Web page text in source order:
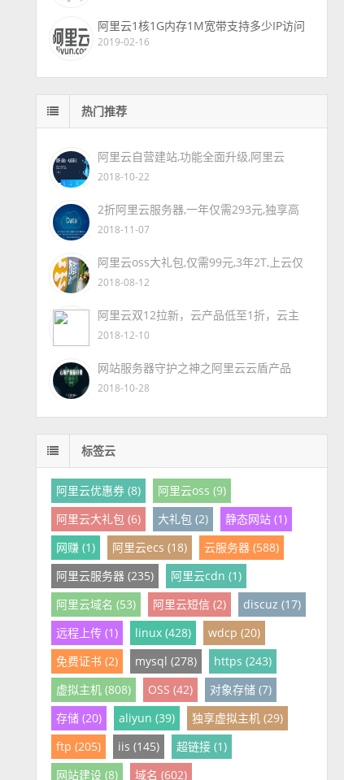
阿里云1核1G内存1M宽带支持多少IP访问
2019-02-16
热门推荐
阿里云自营建站,功能全面升级,阿里云
2018-10-22
2折阿里云服务器,一年仅需293元,独享高
2018-11-07
阿里云oss大礼包,仅需99元,3年2T,上云仅
2018-08-12
阿里云双12拉新，云产品低至1折，云主
2018-12-10
网站服务器守护之神之阿里云云盾产品
2018-10-28
标签云
阿里云优惠券 (8)
阿里云oss (9)
阿里云大礼包 (6)
大礼包 (2)
静态网站 (1)
网赚 (1)
阿里云ecs (18)
云服务器 (588)
阿里云服务器 (235)
阿里云cdn (1)
阿里云域名 (53)
阿里云短信 (2)
discuz (17)
远程上传 (1)
linux (428)
wdcp (20)
免费证书 (2)
mysql (278)
https (243)
虚拟主机 (808)
OSS (42)
对象存储 (7)
存储 (20)
aliyun (39)
独享虚拟主机 (29)
ftp (205)
iis (145)
超链接 (1)
网站建设 (8)
域名 (602)